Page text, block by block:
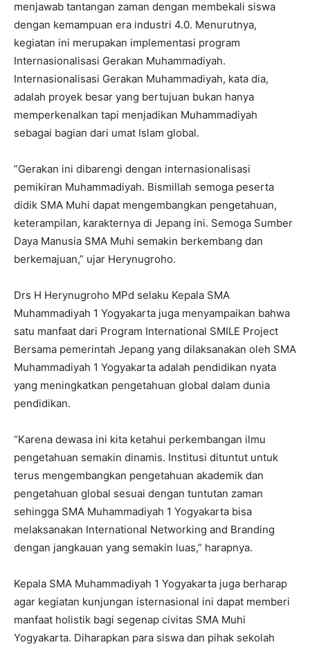
menjawab tantangan zaman dengan membekali siswa
dengan kemampuan era industri 4.0. Menurutnya,
kegiatan ini merupakan implementasi program
Internasionalisasi Gerakan Muhammadiyah.
Internasionalisasi Gerakan Muhammadiyah, kata dia,
adalah proyek besar yang bertujuan bukan hanya
memperkenalkan tapi menjadikan Muhammadiyah
sebagai bagian dari umat Islam global.
”Gerakan ini dibarengi dengan internasionalisasi
pemikiran Muhammadiyah. Bismillah semoga peserta
didik SMA Muhi dapat mengembangkan pengetahuan,
keterampilan, karakternya di Jepang ini. Semoga Sumber
Daya Manusia SMA Muhi semakin berkembang dan
berkemajuan,” ujar Herynugroho.
Drs H Herynugroho MPd selaku Kepala SMA
Muhammadiyah 1 Yogyakarta juga menyampaikan bahwa
satu manfaat dari Program International SMILE Project
Bersama pemerintah Jepang yang dilaksanakan oleh SMA
Muhammadiyah 1 Yogyakarta adalah pendidikan nyata
yang meningkatkan pengetahuan global dalam dunia
pendidikan.
“Karena dewasa ini kita ketahui perkembangan ilmu
pengetahuan semakin dinamis. Institusi dituntut untuk
terus mengembangkan pengetahuan akademik dan
pengetahuan global sesuai dengan tuntutan zaman
sehingga SMA Muhammadiyah 1 Yogyakarta bisa
melaksanakan International Networking and Branding
dengan jangkauan yang semakin luas,” harapnya.
Kepala SMA Muhammadiyah 1 Yogyakarta juga berharap
agar kegiatan kunjungan isternasional ini dapat memberi
manfaat holistik bagi segenap civitas SMA Muhi
Yogyakarta. Diharapkan para siswa dan pihak sekolah